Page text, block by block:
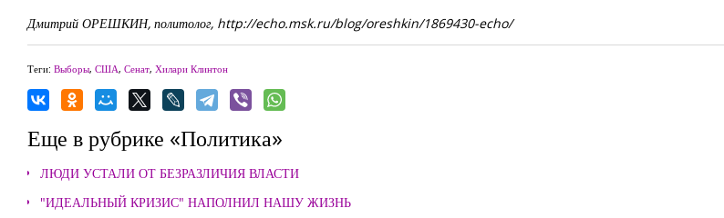
Дмитрий ОРЕШКИН, политолог, http://echo.msk.ru/blog/oreshkin/1869430-echo/
Теги: Выборы, США, Сенат, Хилари Клинтон
Еще в рубрике «Политика»
ЛЮДИ УСТАЛИ ОТ БЕЗРАЗЛИЧИЯ ВЛАСТИ
"ИДЕАЛЬНЫЙ КРИЗИС" НАПОЛНИЛ НАШУ ЖИЗНЬ